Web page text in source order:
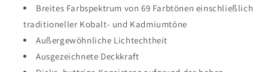
Breites Farbspektrum von 69 Farbtönen einschließlich
traditioneller Kobalt- und Kadmiumtöne
Außergewöhnliche Lichtechtheit
Ausgezeichnete Deckkraft